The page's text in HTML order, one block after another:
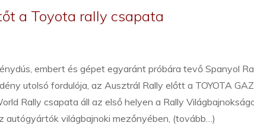
a Toyota rally csapata
embert és gépet egyaránt próbára tevő Spanyol
utolsó fordulója, az Ausztrál Rally előtt a TOYOTA
Rally csapata áll az első helyen a Rally
autógyártók világbajnoki mezőnyében, (tovább…)